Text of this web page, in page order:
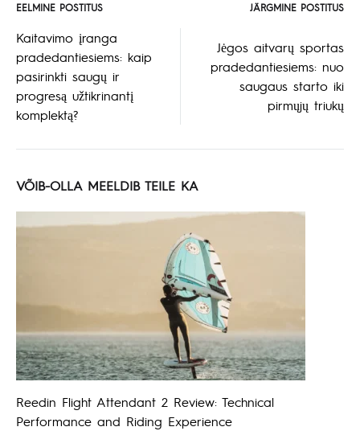
Postituse
navigeerimine
EELMINE POSTITUS JÄRGMINE POSTITUS
Kaitavimo įranga
pradedantiesiems: kaip
pasirinkti saugų ir
progresą užtikrinantį
komplektą?
Jėgos aitvarų sportas
pradedantiesiems: nuo
saugaus starto iki
pirmųjų triukų
VÕIB-OLLA MEELDIB TEILE KA
Reedin Flight Attendant 2 Review: Technical
Performance and Riding Experience